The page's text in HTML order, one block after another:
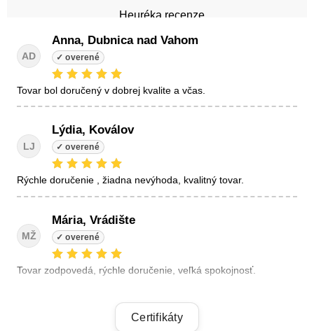
Heuréka recenze
AD
Anna, Dubnica nad Vahom
tovar bol doručený v dobrej kvalite a včas.
LJ
Lýdia, Koválov
Rýchle doručenie , žiadna nevýhoda, kvalitný tovar.
MŽ
Mária, Vrádište
Tovar zodpovedá, rýchle doručenie, veľká spokojnosť.
Linda, Veľký Krtíš
Certifikáty